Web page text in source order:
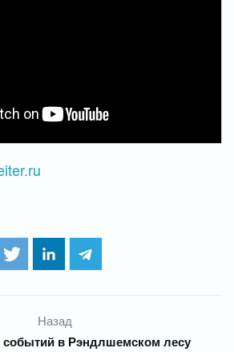
Назад
событий в Рэндлшемском лесу